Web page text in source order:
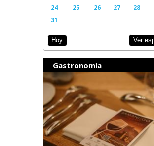
24
25 26 27 28
31
Hoy Ver
Gastronomía